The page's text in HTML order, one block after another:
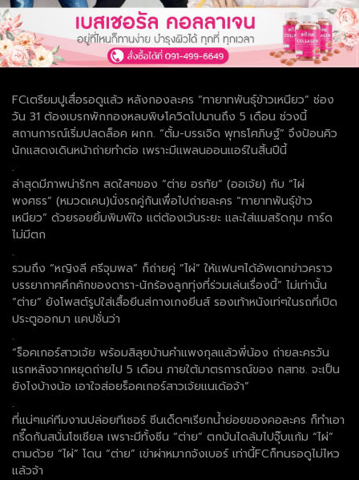
FCเตรียมปูเสื่อรอดูแล้ว หลังกองละคร “ทายาทพันธุ์ข้าวเหนียว” ช่อง
วัน 31 ต้องเบรกพักกองหลบพิษโควิดไปนานถึง 5 เดือน ช่วงนี้
สถานการณ์เริ่มปลดล็อค ผกก. “ตั้ม-บรรเจิด พุทธโศภิษฐ์” จึงป้อนคิว
นักแสดงเดินหน้าถ่ายทำต่อ เพราะมีแพลนออนแอร์ในสิ้นปีนี้
.
ล่าสุดมีภาพน่ารักๆ สดใสๆของ “ต่าย อรทัย” (ออเจ้ย) กับ “ไผ่
พงศธร” (หมวดเคน)นั่งรถคู่กันเพื่อไปถ่ายละคร “ทายาทพันธุ์ข้าว
เหนียว” ด้วยรอยยิ้มพิมพ์ใจ แต่ต้องเว้นระยะ และใส่แมสรัดกุม การ์ด
ไม่มีตก
.
รวมถึง “หญิงลี ศรีจุมพล” ก็ถ่ายคู่ ”ไผ่” ให้แฟนๆได้อัพเดทข่าวคราว
บรรยากาศคึกคักของดารา-นักร้องลูกทุ่งที่ร่วมเล่นเรื่องนี้” ไม่เท่านั้น
“ต่าย” ยังโพสต์รูปใส่เสื้อยีนส่กางเกงยีนส์ รองเท้าหนังเท่ๆในรถที่เปิด
ประตูออกมา แคปชั่นว่า
.
“ร็อคเกอร์สาวเจ้ย พร้อมสิลุยบ้านคำแพงกุลแล้วพี่น้อง ถ่ายละครวัน
แรกหลังจากหยุดถ่ายไป 5 เดือน ภายใต้มาตรการณ์ของ กสทช. จะเป็น
ยังไงบ้างน้อ เอาใจส่อยร็อคเกอร์สาวเจ้ยแนเด้อจ้า”
.
ที่แน่ๆแค่ทีมงานปล่อยทีเซอร์ ซีนเด็ดๆเรียกน้ำย่อยของคอละคร ก็ทำเอา
กรี๊ดกันสนั่นโซเชียล เพราะมีทั้งซีน “ต่าย” ตกบันไดล้มไปจุ๊บแก้ม “ไผ่”
ตามด้วย “ไผ่” โดน “ต่าย” เข่าผ่าหมากจังเบอร์ เท่านี้FCก็ทนรอดูไม่ไหว
แล้วจ้า